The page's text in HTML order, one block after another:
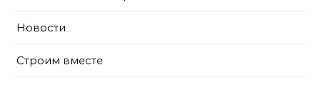
Новости
Строим вместе